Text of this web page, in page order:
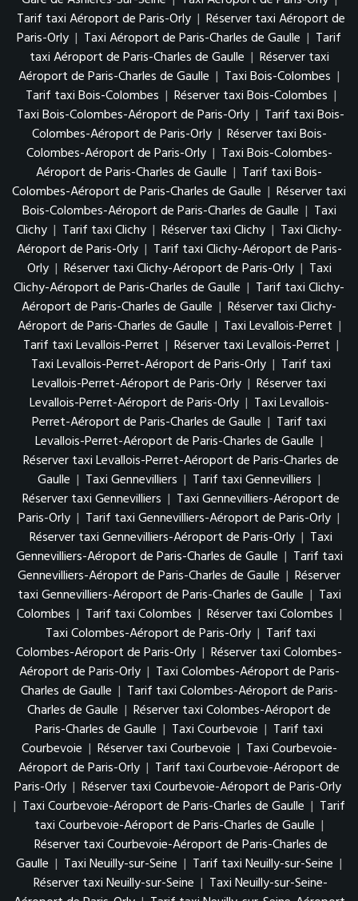
Tarif taxi Aéroport de Paris-Orly | Réserver taxi Aéroport de
Paris-Orly | Taxi Aéroport de Paris-Charles de Gaulle | Tarif
taxi Aéroport de Paris-Charles de Gaulle | Réserver taxi
Aéroport de Paris-Charles de Gaulle | Taxi Bois-Colombes |
Tarif taxi Bois-Colombes | Réserver taxi Bois-Colombes |
Taxi Bois-Colombes-Aéroport de Paris-Orly | Tarif taxi Bois-
Colombes-Aéroport de Paris-Orly | Réserver taxi Bois-
Colombes-Aéroport de Paris-Orly | Taxi Bois-Colombes-
Aéroport de Paris-Charles de Gaulle | Tarif taxi Bois-
Colombes-Aéroport de Paris-Charles de Gaulle | Réserver taxi
Bois-Colombes-Aéroport de Paris-Charles de Gaulle | Taxi
Clichy | Tarif taxi Clichy | Réserver taxi Clichy | Taxi Clichy-
Aéroport de Paris-Orly | Tarif taxi Clichy-Aéroport de Paris-
Orly | Réserver taxi Clichy-Aéroport de Paris-Orly | Taxi
Clichy-Aéroport de Paris-Charles de Gaulle | Tarif taxi Clichy-
Aéroport de Paris-Charles de Gaulle | Réserver taxi Clichy-
Aéroport de Paris-Charles de Gaulle | Taxi Levallois-Perret |
Tarif taxi Levallois-Perret | Réserver taxi Levallois-Perret |
Taxi Levallois-Perret-Aéroport de Paris-Orly | Tarif taxi
Levallois-Perret-Aéroport de Paris-Orly | Réserver taxi
Levallois-Perret-Aéroport de Paris-Orly | Taxi Levallois-
Perret-Aéroport de Paris-Charles de Gaulle | Tarif taxi
Levallois-Perret-Aéroport de Paris-Charles de Gaulle |
Réserver taxi Levallois-Perret-Aéroport de Paris-Charles de
Gaulle | Taxi Gennevilliers | Tarif taxi Gennevilliers |
Réserver taxi Gennevilliers | Taxi Gennevilliers-Aéroport de
Paris-Orly | Tarif taxi Gennevilliers-Aéroport de Paris-Orly |
Réserver taxi Gennevilliers-Aéroport de Paris-Orly | Taxi
Gennevilliers-Aéroport de Paris-Charles de Gaulle | Tarif taxi
Gennevilliers-Aéroport de Paris-Charles de Gaulle | Réserver
taxi Gennevilliers-Aéroport de Paris-Charles de Gaulle | Taxi
Colombes | Tarif taxi Colombes | Réserver taxi Colombes |
Taxi Colombes-Aéroport de Paris-Orly | Tarif taxi
Colombes-Aéroport de Paris-Orly | Réserver taxi Colombes-
Aéroport de Paris-Orly | Taxi Colombes-Aéroport de Paris-
Charles de Gaulle | Tarif taxi Colombes-Aéroport de Paris-
Charles de Gaulle | Réserver taxi Colombes-Aéroport de
Paris-Charles de Gaulle | Taxi Courbevoie | Tarif taxi
Courbevoie | Réserver taxi Courbevoie | Taxi Courbevoie-
Aéroport de Paris-Orly | Tarif taxi Courbevoie-Aéroport de
Paris-Orly | Réserver taxi Courbevoie-Aéroport de Paris-Orly
| Taxi Courbevoie-Aéroport de Paris-Charles de Gaulle | Tarif
taxi Courbevoie-Aéroport de Paris-Charles de Gaulle |
Réserver taxi Courbevoie-Aéroport de Paris-Charles de
Gaulle | Taxi Neuilly-sur-Seine | Tarif taxi Neuilly-sur-Seine |
Réserver taxi Neuilly-sur-Seine | Taxi Neuilly-sur-Seine-